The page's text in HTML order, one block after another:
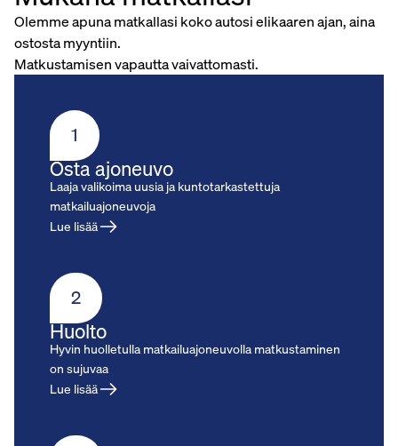
Olemme apuna matkallasi koko autosi elikaaren ajan, aina
ostosta myyntiin.
Matkustamisen vapautta vaivattomasti.
1
Osta ajoneuvo
Laaja valikoima uusia ja kuntotarkastettuja
matkailuajoneuvoja
Lue lisää
2
Huolto
Hyvin huolletulla matkailuajoneuvolla matkustaminen
on sujuvaa
Lue lisää